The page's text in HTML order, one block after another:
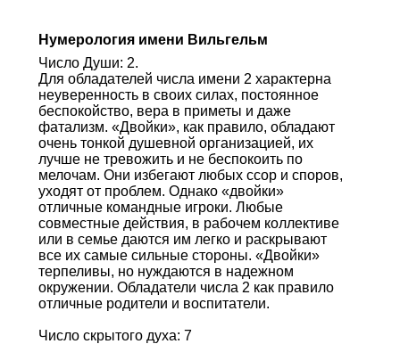
Нумерология имени Вильгельм
Число Души: 2.
Для обладателей числа имени 2 характерна
неуверенность в своих силах, постоянное
беспокойство, вера в приметы и даже
фатализм. «Двойки», как правило, обладают
очень тонкой душевной организацией, их
лучше не тревожить и не беспокоить по
мелочам. Они избегают любых ссор и споров,
уходят от проблем. Однако «двойки»
отличные командные игроки. Любые
совместные действия, в рабочем коллективе
или в семье даются им легко и раскрывают
все их самые сильные стороны. «Двойки»
терпеливы, но нуждаются в надежном
окружении. Обладатели числа 2 как правило
отличные родители и воспитатели.
Число скрытого духа: 7